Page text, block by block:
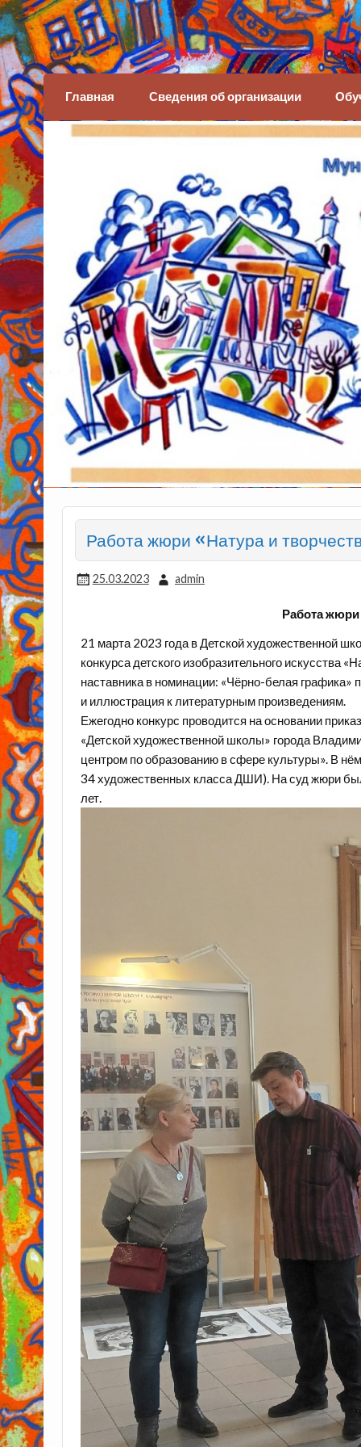
Детская
Главная Сведения об организации
Работа жюри «Натура и
25.03.2023 admin
Работа жюри
21 марта 2023 года в Детской художественной
конкурса детского изобразительного искусства
наставника в номинации: «Чёрно-белая графика»
и иллюстрация к литературным произведениям.
Ежегодно конкурс проводится на основании
«Детской художественной школы» города
центром по образованию в сфере культуры». В
34 художественных класса ДШИ). На суд жюри
лет.